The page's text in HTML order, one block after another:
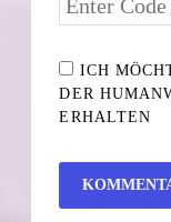
ICH
DER
ERHALTEN